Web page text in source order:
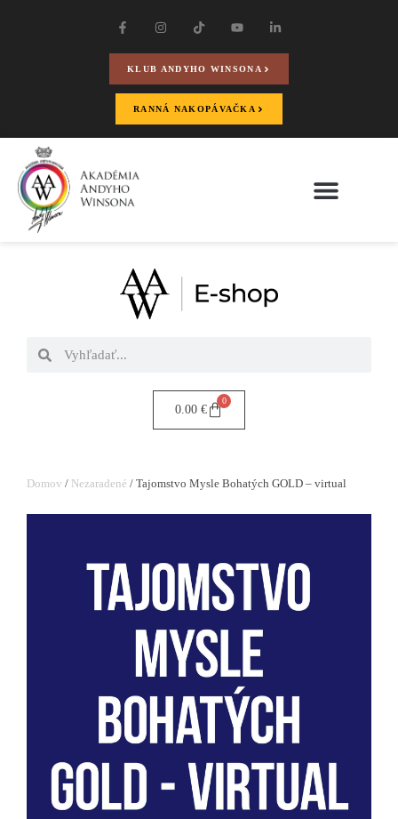
KLUB ANDYHO WINSONA
RANNÁ NAKOPÁVAČKA
0.00 €
0
Domov / Nezaradené / Tajomstvo Mysle Bohatých GOLD – virtual